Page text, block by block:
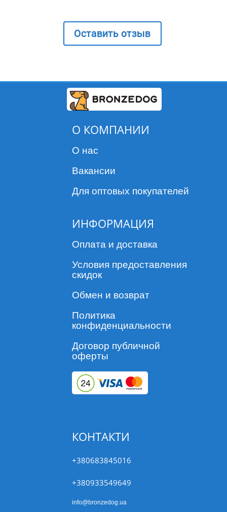
Оставить отзыв
О КОМПАНИИ
О нас
Вакансии
Для оптовых покупателей
ИНФОРМАЦИЯ
Оплата и доставка
Условия предоставления
скидок
Обмен и возврат
Политика
конфиденциальности
Договор публичной
оферты
КОНТАКТИ
+380683845016
+380933549649
info@bronzedog.ua